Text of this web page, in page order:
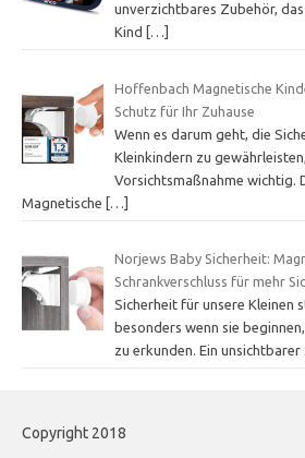
unverzichtbares Zubehör,
Kind
[…]
Hoffenbach Magnetische
Schutz für Ihr Zuhause
Wenn es darum geht, die
Kleinkindern zu
Vorsichtsmaßnahme wichtig.
Magnetische
[…]
Norjews Baby Sicherheit:
Schrankverschluss für mehr
Sicherheit für unsere Kleinen
besonders wenn sie
zu erkunden. Ein unsichtbarer
Copyright 2018